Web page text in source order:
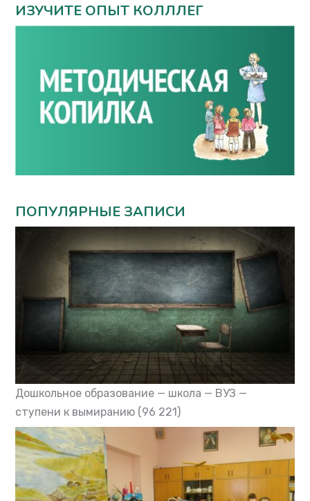
ИЗУЧИТЕ ОПЫТ КОЛЛЛЕГ
ПОПУЛЯРНЫЕ ЗАПИСИ
Дошкольное образование — школа — ВУЗ —
ступени к вымиранию (96 221)